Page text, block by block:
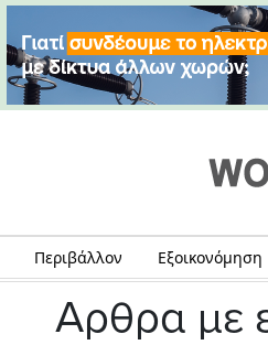
Περιβάλλον Εξοικονόμηση
Αρθρα με